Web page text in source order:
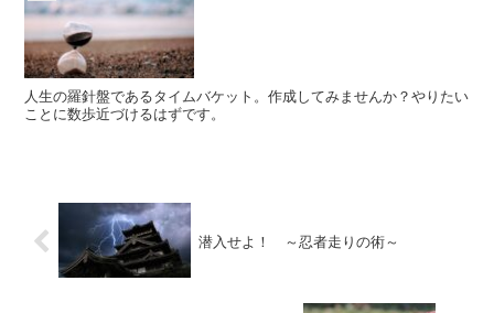
人生の羅針盤であるタイムバケット。作成してみませんか？やりたい
ことに数歩近づけるはずです。
潜入せよ！ ～忍者走りの術～